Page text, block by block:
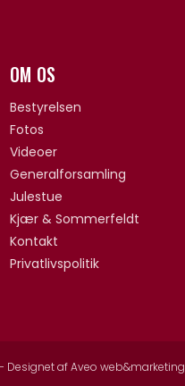
OM OS
Bestyrelsen
Fotos
Videoer
Generalforsamling
Julestue
Kjær & Sommerfeldt
Kontakt
Privatlivspolitik
Designet afAveo web&marketing